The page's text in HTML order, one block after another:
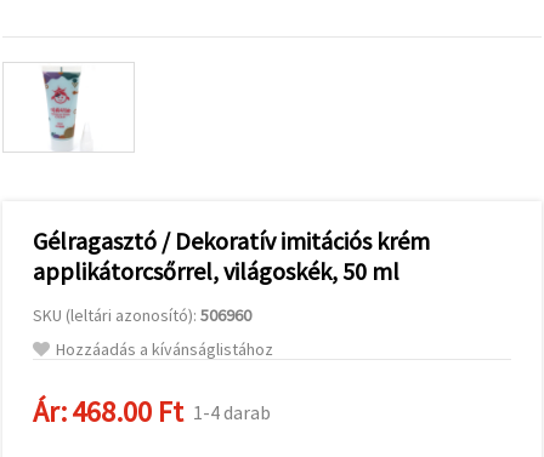
a
valamint
relevánsabb
tartalmat
hirdetéseket
analitikai és
marketingpartnereink
segítségével
Az "Összes
elfogadása"
gombra
elfogadhatja
az összes
Gélragasztó / Dekoratív imitációs krém
applikátorcsőrrel, világoskék, 50 ml
SKU (leltári azonosító): 506960
Hozzáadás a kívánságlistához
Ár:468.00 Ft 1-4 darab